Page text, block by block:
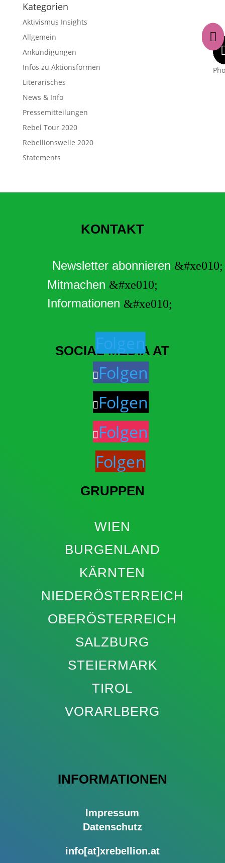

Kategorien
Aktivismus Insights
Allgemein
Ankündigungen
Infos zu Aktionsformen
Literarisches
News & Info
Pressemitteilungen
Rebel Tour 2020
Rebellionswelle 2020
Statements
KONTAKT
Newsletter abonnieren
Mitmachen
Informationen
SOCIAL MEDIA AT
Folgen
Folgen
Folgen
Folgen
Folgen
GRUPPEN
WIEN
BURGENLAND
KÄRNTEN
NIEDERÖSTERREICH
OBERÖSTERREICH
SALZBURG
STEIERMARK
TIROL
VORARLBERG
INFORMATIONEN
Impressum
Datenschutz
info[at]xrebellion.at